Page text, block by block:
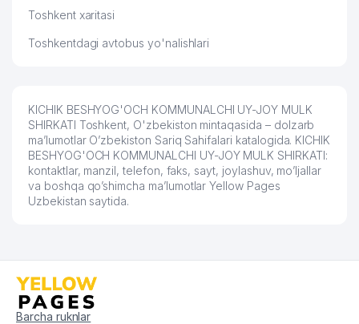
Toshkent xaritasi
Toshkentdagi avtobus yo'nalishlari
KICHIK BESHYOG'OCH KOMMUNALCHI UY-JOY MULK
SHIRKATI Toshkent, O'zbekiston mintaqasida – dolzarb
ma’lumotlar O’zbekiston Sariq Sahifalari katalogida. KICHIK
BESHYOG'OCH KOMMUNALCHI UY-JOY MULK SHIRKATI:
kontaktlar, manzil, telefon, faks, sayt, joylashuv, mo’ljallar
va boshqa qo’shimcha ma’lumotlar Yellow Pages
Uzbekistan saytida.
Barcha ruknlar